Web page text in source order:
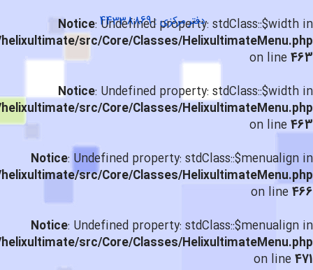
Notice: Undefined property: stdClass::$width in
src/Core/Classes/HelixultimateMenu.php
on line463
Notice: Undefined property: stdClass::$width in
src/Core/Classes/HelixultimateMenu.php
on line463
Notice: Undefined property: stdClass::$menualign in
src/Core/Classes/HelixultimateMenu.php
on line466
Notice: Undefined property: stdClass::$menualign in
src/Core/Classes/HelixultimateMenu.php
on line471
دفتر مرکزی : 44338869